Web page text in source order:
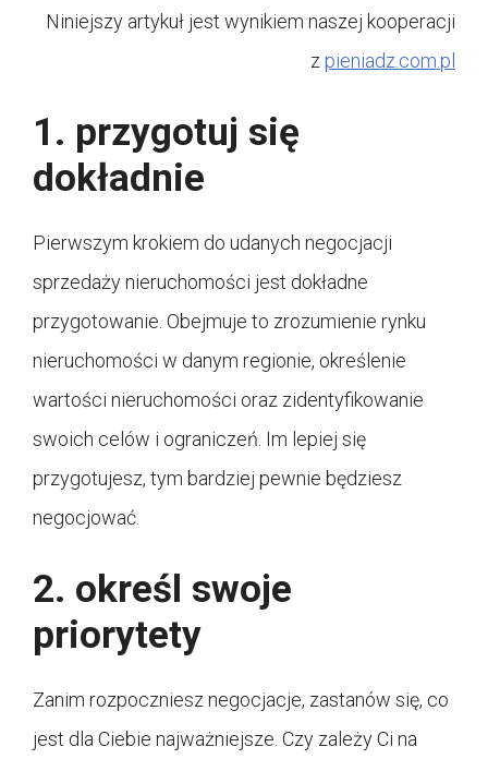
Niniejszy artykuł jest wynikiem naszej kooperacji
z pieniadz.com.pl
1. przygotuj się
dokładnie
Pierwszym krokiem do udanych negocjacji
sprzedaży nieruchomości jest dokładne
przygotowanie. Obejmuje to zrozumienie rynku
nieruchomości w danym regionie, określenie
wartości nieruchomości oraz zidentyfikowanie
swoich celów i ograniczeń. Im lepiej się
przygotujesz, tym bardziej pewnie będziesz
negocjować.
2. określ swoje
priorytety
Zanim rozpoczniesz negocjacje, zastanów się, co
jest dla Ciebie najważniejsze. Czy zależy Ci na